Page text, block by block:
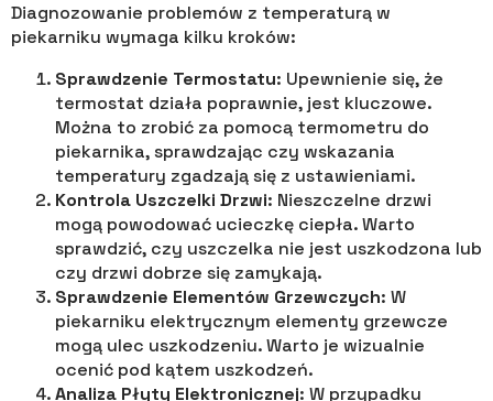
Diagnozowanie problemów z temperaturą w
piekarniku wymaga kilku kroków:
Sprawdzenie Termostatu: Upewnienie się, że
termostat działa poprawnie, jest kluczowe.
Można to zrobić za pomocą termometru do
piekarnika, sprawdzając czy wskazania
temperatury zgadzają się z ustawieniami.
Kontrola Uszczelki Drzwi: Nieszczelne drzwi
mogą powodować ucieczkę ciepła. Warto
sprawdzić, czy uszczelka nie jest uszkodzona lub
czy drzwi dobrze się zamykają.
Sprawdzenie Elementów Grzewczych: W
piekarniku elektrycznym elementy grzewcze
mogą ulec uszkodzeniu. Warto je wizualnie
ocenić pod kątem uszkodzeń.
Analiza Płyty Elektronicznej: W przypadku